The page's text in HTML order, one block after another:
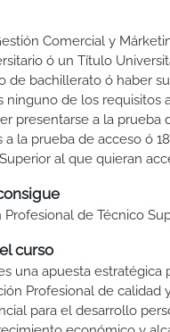
Comercial y
ó un Título
de bachillerato ó haber
de los requisitos
presentarse a la
la prueba de acceso ó
al que quieran
de Técnico
curso
una apuesta
Profesional de
para el desarrollo